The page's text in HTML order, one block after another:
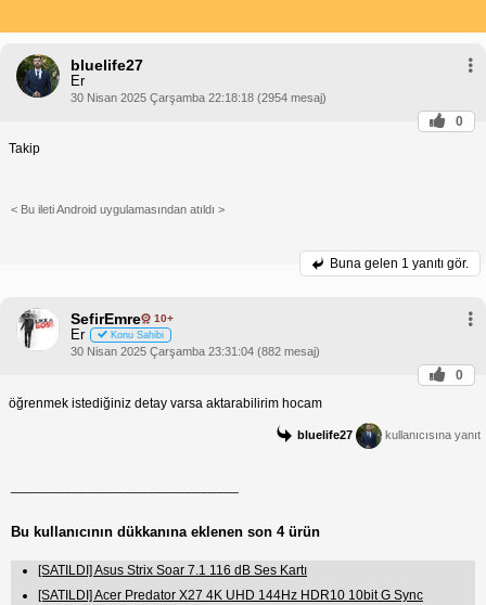
bluelife27
Er
30 Nisan 2025 Çarşamba 22:18:18 (2954 mesaj)
0
Takip
< Bu ileti Android uygulamasından atıldı >
Buna gelen 1 yanıtı gör.
SefirEmre 10+
Er Konu Sahibi
30 Nisan 2025 Çarşamba 23:31:04 (882 mesaj)
0
öğrenmek istediğiniz detay varsa aktarabilirim hocam
bluelife27 kullanıcısına yanıt
Bu kullanıcının dükkanına eklenen son 4 ürün
[SATILDI] Asus Strix Soar 7.1 116 dB Ses Kartı
[SATILDI] Acer Predator X27 4K UHD 144Hz HDR10 10bit G Sync